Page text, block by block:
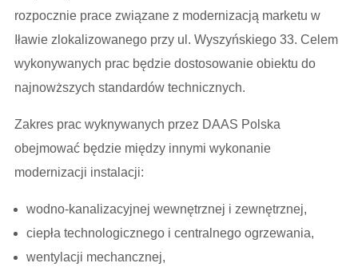
rozpocznie prace związane z modernizacją marketu w
Iławie zlokalizowanego przy ul. Wyszyńskiego 33. Celem
wykonywanych prac będzie dostosowanie obiektu do
najnowższych standardów technicznych.
Zakres prac wyknywanych przez DAAS Polska
obejmować będzie między innymi wykonanie
modernizacji instalacji:
wodno-kanalizacyjnej wewnętrznej i zewnętrznej,
ciepła technologicznego i centralnego ogrzewania,
wentylacji mechancznej,